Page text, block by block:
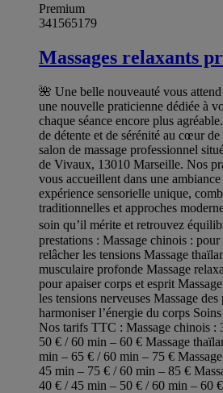
Premium
341565179
Massages relaxants
🌺 Une belle nouveauté vous
une nouvelle praticienne dédiée à
chaque séance encore plus
de détente et de sérénité au cœur
salon de massage professionnel
de Vivaux, 13010 Marseille. Nos
vous accueillent dans une
expérience sensorielle unique,
traditionnelles et approches
soin qu’il mérite et retrouvez
prestations : Massage chinois :
relâcher les tensions Massage
musculaire profonde Massage
pour apaiser corps et esprit
les tensions nerveuses Massage
harmoniser l’énergie du corps
Nos tarifs TTC : Massage chinois :
50 € / 60 min – 60 € Massage
min – 65 € / 60 min – 75 €
45 min – 75 € / 60 min – 85 €
40 € / 45 min – 50 € / 60 min – 60